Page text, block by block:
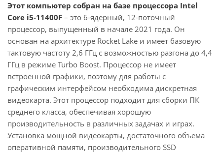
Этот компьютер собран на базе процессора Intel
Core i5-11400F – это 6-ядерный, 12-поточный
процессор, выпущенный в начале 2021 года. Он
основан на архитектуре Rocket Lake и имеет базовую
тактовую частоту 2,6 ГГц с возможностью разгона до 4,4
ГГц в режиме Turbo Boost. Процессор не имеет
встроенной графики, поэтому для работы с
графическим интерфейсом необходима дискретная
видеокарта. Этот процессор подходит для сборки ПК
среднего класса, обеспечивая хорошую
производительность в различных задачах и играх.
Установка мощной видеокарты, достаточного объема
оперативной памяти, производительного SSD